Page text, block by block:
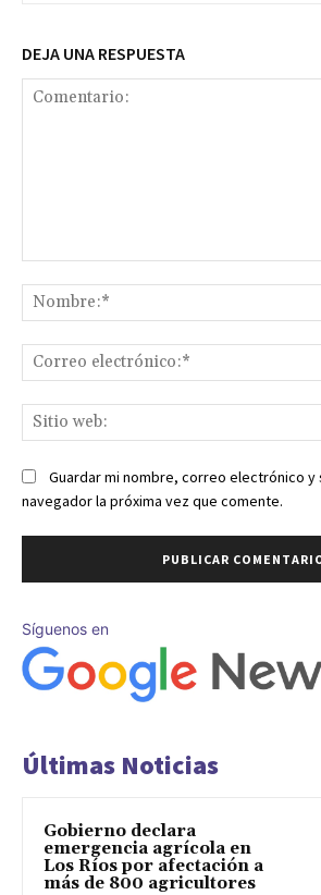
DEJA UNA RESPUESTA
Guardar mi nombre, correo electrónico
navegador la próxima vez que comente.
Síguenos en
Últimas Noticias
Gobierno declara
emergencia agrícola en
Los Ríos por afectación a
más de 800 agricultores